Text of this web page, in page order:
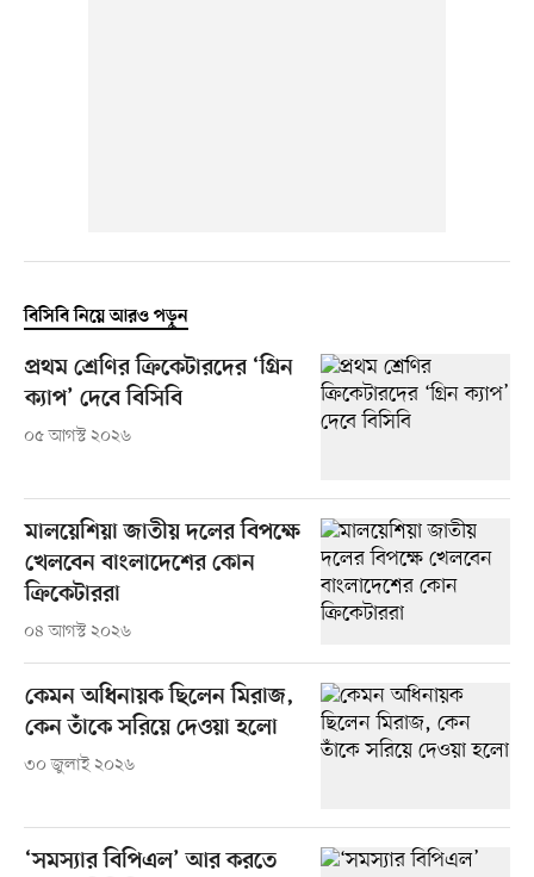
বিসিবি নিয়ে আরও পড়ুন
প্রথম শ্রেণির ক্রিকেটারদের ‘গ্রিন
ক্যাপ’ দেবে বিসিবি
০৫ আগস্ট ২০২৬
মালয়েশিয়া জাতীয় দলের বিপক্ষে
খেলবেন বাংলাদেশের কোন
ক্রিকেটাররা
০৪ আগস্ট ২০২৬
কেমন অধিনায়ক ছিলেন মিরাজ,
কেন তাঁকে সরিয়ে দেওয়া হলো
৩০ জুলাই ২০২৬
‘সমস্যার বিপিএল’ আর করতে